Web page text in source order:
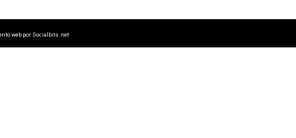
web por Socialbits.net